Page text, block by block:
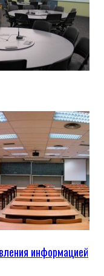
информацией